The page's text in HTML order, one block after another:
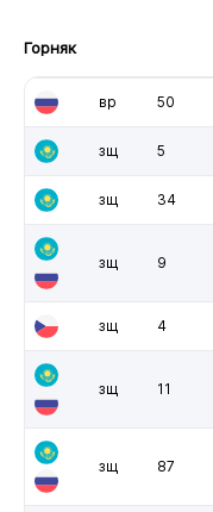
Горняк
вр 50
зщ 5
зщ 34
зщ 9
зщ 4
зщ 11
зщ 87